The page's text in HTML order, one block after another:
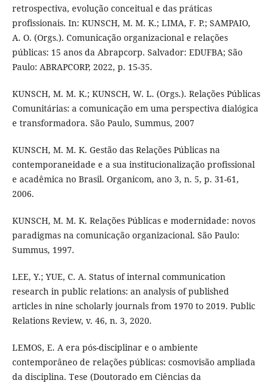
retrospectiva, evolução conceitual e das práticas
profissionais. In: KUNSCH, M. M. K.; LIMA, F. P.; SAMPAIO,
A. O. (Orgs.). Comunicação organizacional e relações
públicas: 15 anos da Abrapcorp. Salvador: EDUFBA; São
Paulo: ABRAPCORP, 2022, p. 15-35.
KUNSCH, M. M. K.; KUNSCH, W. L. (Orgs.). Relações Públicas
Comunitárias: a comunicação em uma perspectiva dialógica
e transformadora. São Paulo, Summus, 2007
KUNSCH, M. M. K. Gestão das Relações Públicas na
contemporaneidade e a sua institucionalização profissional
e acadêmica no Brasil. Organicom, ano 3, n. 5, p. 31-61,
2006.
KUNSCH, M. M. K. Relações Públicas e modernidade: novos
paradigmas na comunicação organizacional. São Paulo:
Summus, 1997.
LEE, Y.; YUE, C. A. Status of internal communication
research in public relations: an analysis of published
articles in nine scholarly journals from 1970 to 2019. Public
Relations Review, v. 46, n. 3, 2020.
LEMOS, E. A era pós-disciplinar e o ambiente
contemporâneo de relações públicas: cosmovisão ampliada
da disciplina. Tese (Doutorado em Ciências da